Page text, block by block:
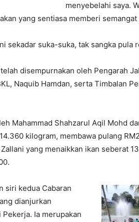
menyebelahi saya.
yang sentiasa memberi semangat
sekadar suka-suka, tak sangka pula
disempurnakan oleh Pengarah
Naquib Hamdan, serta Timbalan
Mahammad Shahzarul Aqil Mohd
kilogram, membawa pulang
yang menaikkan ikan seberat
siri kedua Cabaran
dianjurkan
Ia merupakan